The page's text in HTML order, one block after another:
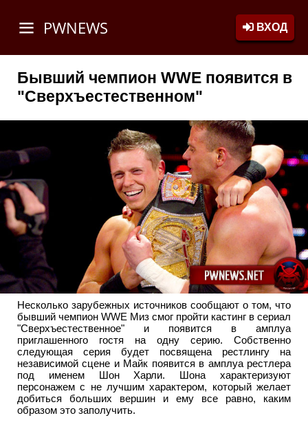
PWNEWS ВХОД
Бывший чемпион WWE появится в
"Сверхъестественном"
Несколько зарубежных источников сообщают о том, что
бывший чемпион WWE Миз смог пройти кастинг в сериал
"Сверхъестественное" и появится в амплуа
приглашенного гостя на одну серию. Собственно
следующая серия будет посвящена рестлингу на
независимой сцене и Майк появится в амплуа рестлера
под именем Шон Харли. Шона характеризуют
персонажем с не лучшим характером, который желает
добиться больших вершин и ему все равно, каким
образом это заполучить.